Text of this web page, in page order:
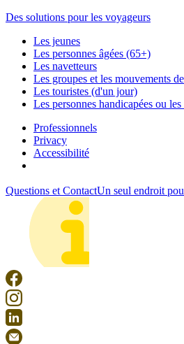
Des solutions pour les voyageurs
Les jeunes
Les personnes âgées (65+)
Les navetteurs
Les groupes et les mouvements
Les touristes (d'un jour)
Les personnes handicapées ou
Professionnels
Privacy
Accessibilité
Questions et ContactUn seul endroit